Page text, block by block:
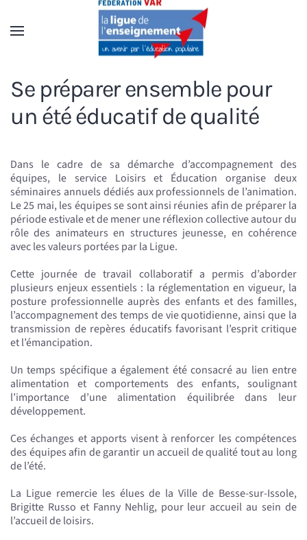
Accéder au contenu principal
Se préparer ensemble pour
un été éducatif de qualité
Dans le cadre de sa démarche d’accompagnement des
équipes, le service Loisirs et Éducation organise deux
séminaires annuels dédiés aux professionnels de l’animation.
Le 25 mai, les équipes se sont ainsi réunies afin de préparer la
période estivale et de mener une réflexion collective autour du
rôle des animateurs en structures jeunesse, en cohérence
avec les valeurs portées par la Ligue.
Cette journée de travail collaboratif a permis d’aborder
plusieurs enjeux essentiels : la réglementation en vigueur, la
posture professionnelle auprès des enfants et des familles,
l’accompagnement des temps de vie quotidienne, ainsi que la
transmission de repères éducatifs favorisant l’esprit critique
et l’émancipation.
Un temps spécifique a également été consacré au lien entre
alimentation et comportements des enfants, soulignant
l’importance d’une alimentation équilibrée dans leur
développement.
Ces échanges et apports visent à renforcer les compétences
des équipes afin de garantir un accueil de qualité tout au long
de l’été.
La Ligue remercie les élues de la Ville de Besse-sur-Issole,
Brigitte Russo et Fanny Nehlig, pour leur accueil au sein de
l’accueil de loisirs.